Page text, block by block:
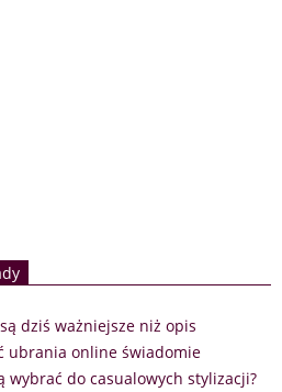
dziś ważniejsze niż opis
ubrania online świadomie
wybrać do casualowych stylizacji?